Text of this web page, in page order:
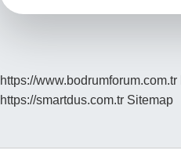
https://www.bodrumforum.com.tr
https://smartdus.com.tr Sitemap